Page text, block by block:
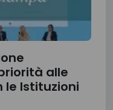
alle
le Istituzioni